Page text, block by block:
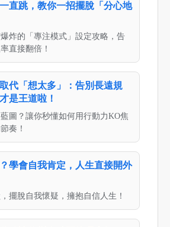
直跳，教你一招擺脫「分心地
炸的「專注模式」設定攻略，告
直接翻倍！
代「想太多」：告別長遠規
是王道啦！
圖？讓你秒懂如何用行動力KO焦
奏！
學會自我肯定，人生直接開外
擺脫自我懷疑，擁抱自信人生！